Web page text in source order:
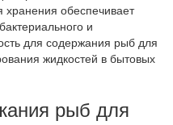
обеспечивает
и
для содержания рыб для
жидкостей в бытовых
рыб для